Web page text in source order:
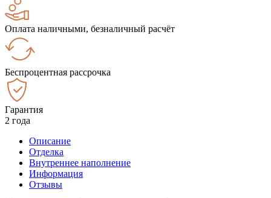
Оплата наличными, безналичный расчёт
Беспроцентная рассрочка
Гарантия
2 года
Описание
Отделка
Внутреннее наполнение
Информация
Отзывы